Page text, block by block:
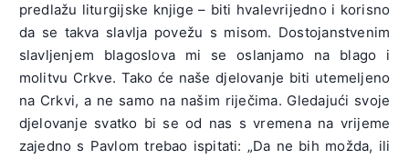
predlažu liturgijske knjige – biti hvalevrijedno i korisno
da se takva slavlja povežu s misom. Dostojanstvenim
slavljenjem blagoslova mi se oslanjamo na blago i
molitvu Crkve. Tako će naše djelovanje biti utemeljeno
na Crkvi, a ne samo na našim riječima. Gledajući svoje
djelovanje svatko bi se od nas s vremena na vrijeme
zajedno s Pavlom trebao ispitati: „Da ne bih možda, ili